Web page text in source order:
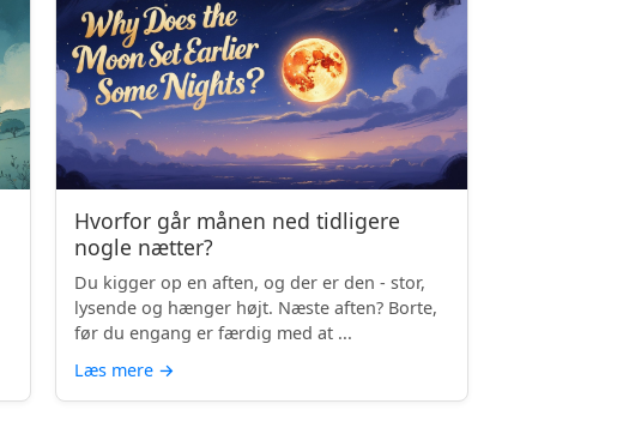
Hvorfor går månen ned tidligere
nogle nætter?
Du kigger op en aften, og der er den - stor,
lysende og hænger højt. Næste aften? Borte,
før du engang er færdig med at ...
Læs mere →